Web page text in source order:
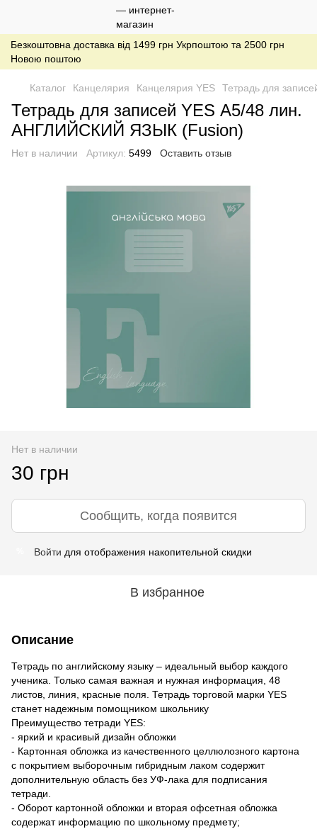
Безкоштовна доставка від 1499 грн Укрпоштою та 2500 грн
Новою поштою
Каталог Канцелярия Канцелярия YES Тетрадь для
Тетрадь для записей YES А5/48 лин.
АНГЛИЙСКИЙ ЯЗЫК (Fusion)
Нет в наличии Артикул: 5499 Оставить отзыв
Нет в наличии
30 грн
Сообщить, когда появится
Войти для отображения накопительной скидки
В избранное
Описание
Тетрадь по английскому языку – идеальный выбор каждого
ученика. Только самая важная и нужная информация, 48
листов, линия, красные поля. Тетрадь торговой марки YES
станет надежным помощником школьнику
Преимущество тетради YES:
- яркий и красивый дизайн обложки
- Картонная обложка из качественного целлюлозного картона
с покрытием выборочным гибридным лаком содержит
дополнительную область без УФ-лака для подписания
тетради.
- Оборот картонной обложки и вторая офсетная обложка
содержат информацию по школьному предмету;